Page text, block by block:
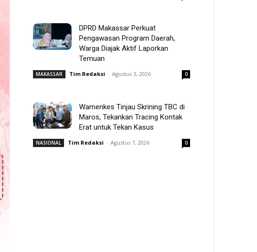
DPRD Makassar Perkuat
Pengawasan Program Daerah,
Warga Diajak Aktif Laporkan
Temuan
MAKASSAR Tim Redaksi - Agustus 3, 2026 0
Wamenkes Tinjau Skrining TBC di
Maros, Tekankan Tracing Kontak
Erat untuk Tekan Kasus
NASIONAL Tim Redaksi - Agustus 7, 2026 0